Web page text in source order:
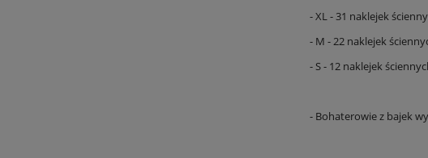
- XL - 31 naklejek
- M - 22 naklejek
- S - 12 naklejek
- Bohaterowie z bajek